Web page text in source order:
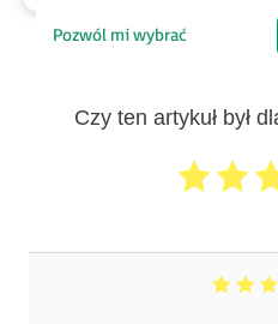
Czy ten artykuł był
Pozwól mi wybrać